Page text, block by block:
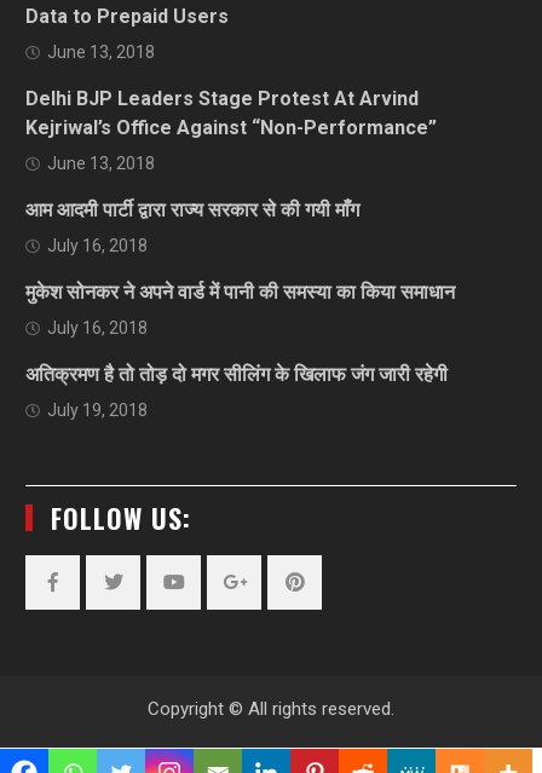
Data to Prepaid Users
June 13, 2018
Delhi BJP Leaders Stage Protest At Arvind
Kejriwal’s Office Against “Non-Performance”
June 13, 2018
आम आदमी पार्टी द्वारा राज्य सरकार से की गयी माँग
July 16, 2018
मुकेश सोनकर ने अपने वार्ड में पानी की समस्या का किया समाधान
July 16, 2018
अतिक्रमण है तो तोड़ दो मगर सीलिंग के खिलाफ जंग जारी रहेगी
July 19, 2018
FOLLOW US:
Copyright © All rights reserved.